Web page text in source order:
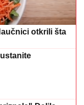
otkrili šta